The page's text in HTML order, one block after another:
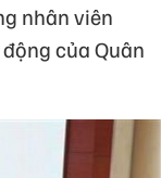
nhân viên
của Quân